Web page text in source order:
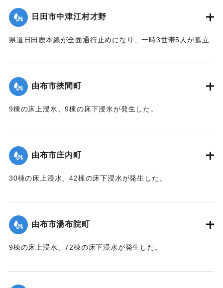
人に避難勧告を出した。
【出典：NHKニュース】
日田市中津江村才野
県道日田鹿本線が全面通行止めになり、一時3世帯5人が孤立
（第 22 報）】
2020/7/6｜固有コード: 01215060
由布市挾間町
9棟の床上浸水、9棟の床下浸水が発生した。
｜固有コード:
由布市庄内町
30棟の床上浸水、42棟の床下浸水が発生した。
｜固有コード: 01215054
由布市湯布院町
9棟の床上浸水、72棟の床下浸水が発生した。